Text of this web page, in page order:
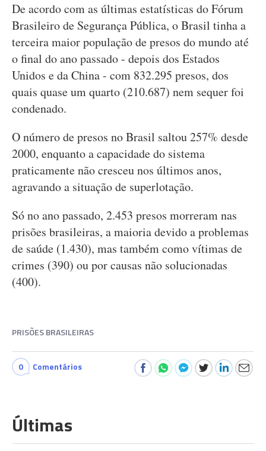
De acordo com as últimas estatísticas do Fórum
Brasileiro de Segurança Pública, o Brasil tinha a
terceira maior população de presos do mundo até
o final do ano passado - depois dos Estados
Unidos e da China - com 832.295 presos, dos
quais quase um quarto (210.687) nem sequer foi
condenado.
O número de presos no Brasil saltou 257% desde
2000, enquanto a capacidade do sistema
praticamente não cresceu nos últimos anos,
agravando a situação de superlotação.
Só no ano passado, 2.453 presos morreram nas
prisões brasileiras, a maioria devido a problemas
de saúde (1.430), mas também como vítimas de
crimes (390) ou por causas não solucionadas
(400).
PRISÕES BRASILEIRAS
0 Comentários
Últimas